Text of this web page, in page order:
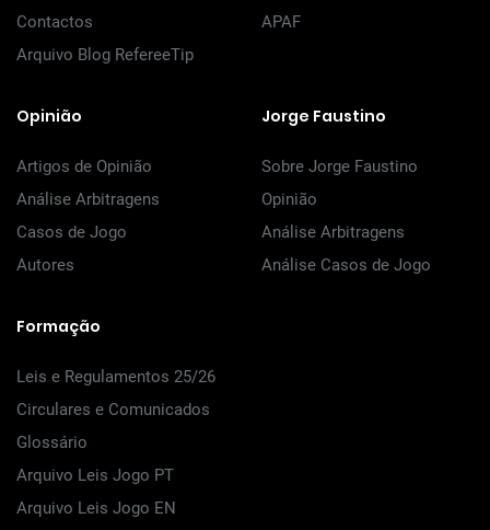
Contactos
Arquivo Blog RefereeTip
APAF
Opinião
Artigos de Opinião
Análise Arbitragens
Casos de Jogo
Autores
Jorge Faustino
Sobre Jorge Faustino
Opinião
Análise Arbitragens
Análise Casos de Jogo
Formação
Leis e Regulamentos 25/26
Circulares e Comunicados
Glossário
Arquivo Leis Jogo PT
Arquivo Leis Jogo EN